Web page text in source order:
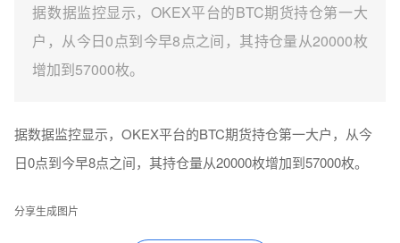
据数据监控显示，OKEX平台的BTC期货持仓第一大
户，从今日0点到今早8点之间，其持仓量从20000枚
增加到57000枚。
据数据监控显示，OKEX平台的BTC期货持仓第一大户，从今
日0点到今早8点之间，其持仓量从20000枚增加到57000枚。
分享生成图片